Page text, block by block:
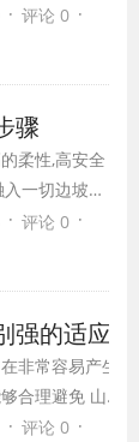
介绍一下。
梁和立柱
3、高度防
程对环境的
· 评论 0 ·
骤
柔性‚高安全
一切边坡地
构造面根据
体组成一个
使边坡结构
的特殊制造
· 评论 0 ·
的适应性
非常容易产生山
合理避免 山体
而修补山体，清
· 评论 0 ·